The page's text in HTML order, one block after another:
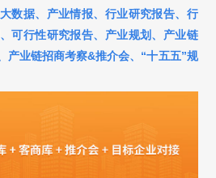
数据、 产业情报、 行业研究报告、 行
、可行性研究报告、 产业规划、 产业链
产业链招商考察&推介会、 “十五五”规